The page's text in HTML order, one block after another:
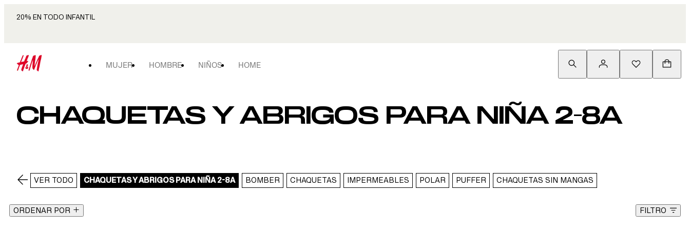
20% EN TODO INFANTIL
MUJER HOMBRE NIÑOS HOME
CHAQUETAS Y ABRIGOS PARA NIÑA 2-8A
VER TODO CHAQUETAS Y ABRIGOS PARA NIÑA 2-8A BOMBER CHAQUETAS IMPERMEABLES POLAR PUFFER CHAQUETAS SIN MANGAS
ORDENAR POR FILTRO